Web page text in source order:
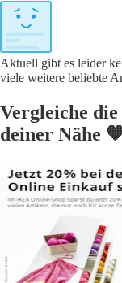
Aktuell gibt es leider
viele weitere beliebte
Vergleiche
deiner Nähe